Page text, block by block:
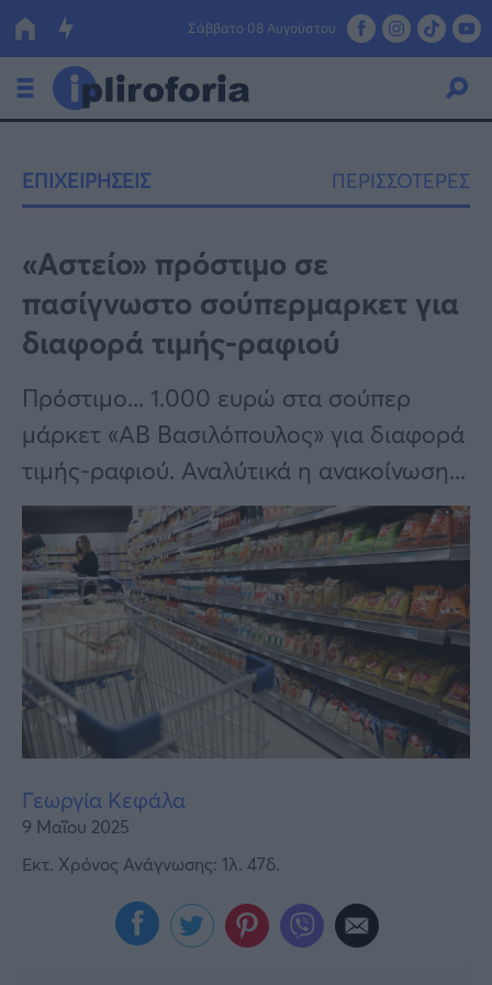
Σάββατο 08 Αυγούστου
Οικονομία
Πολιτική
Τράπεζες
Επιδοτήσεις
ΕΣΠΑ
Κόσμος
Lifestyle
Αθλητικά
Υγεία
Γυναίκα
Καιρός
ΕΠΙΧΕΙΡΗΣΕΙΣ ΠΕΡΙΣΣΟΤΕΡΕΣ
«Αστείο» πρόστιμο σε
πασίγνωστο σούπερμαρκετ για
διαφορά τιμής-ραφιού
Πρόστιμο... 1.000 ευρώ στα σούπερ
μάρκετ «ΑΒ Βασιλόπουλος» για διαφορά
τιμής-ραφιού. Αναλύτικά η ανακοίνωση...
Γεωργία Κεφάλα
9 Μαΐου 2025
Εκτ. Χρόνος Ανάγνωσης: 1λ. 47δ.